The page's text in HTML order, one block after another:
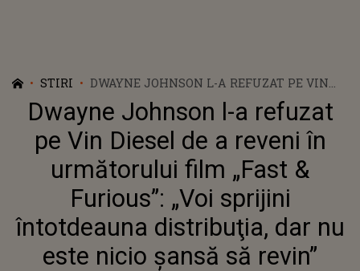
STIRI
DWAYNE JOHNSON L-A REFUZAT PE VIN
DIESEL DE A REVENI ÎN URMĂTORULUI
FILM „FAST & FURIOUS”: „VOI SPRIJINI
ÎNTOTDEAUNA DISTRIBUŢIA, DAR NU
ESTE NICIO ŞANSĂ SĂ REVIN”
Dwayne Johnson l-a refuzat
pe Vin Diesel de a reveni în
următorului film „Fast &
Furious”: „Voi sprijini
întotdeauna distribuţia, dar nu
este nicio şansă să revin”